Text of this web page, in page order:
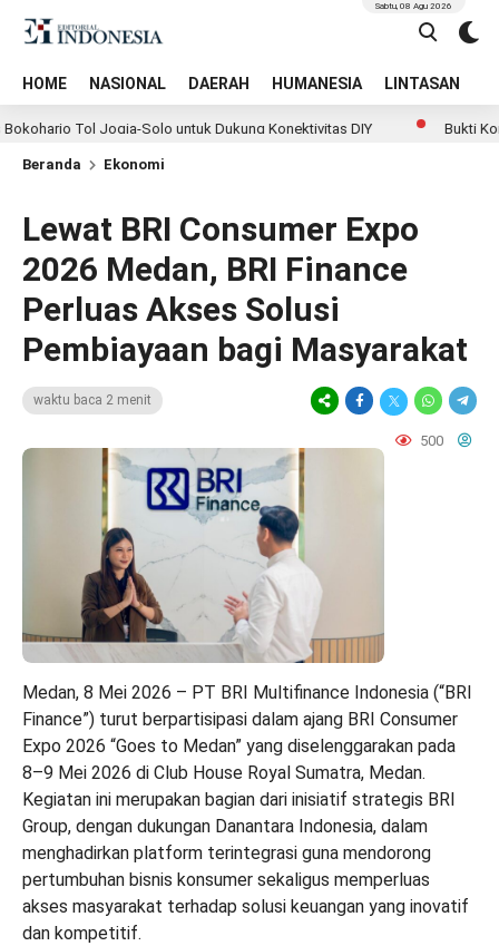
HOME NASIONAL DAERAH HUMANESIA LINTASAN
Sabtu, 08 Agu 2026
Tol Jogja-Solo untuk Dukung Konektivitas DIY Bukti
Beranda Ekonomi
Lewat BRI Consumer Expo
2026 Medan, BRI Finance
Perluas Akses Solusi
Pembiayaan bagi Masyarakat
waktu baca 2 menit
500
Medan, 8 Mei 2026 – PT BRI Multifinance Indonesia (“BRI
Finance”) turut berpartisipasi dalam ajang BRI Consumer
Expo 2026 “Goes to Medan” yang diselenggarakan pada
8–9 Mei 2026 di Club House Royal Sumatra, Medan.
Kegiatan ini merupakan bagian dari inisiatif strategis BRI
Group, dengan dukungan Danantara Indonesia, dalam
menghadirkan platform terintegrasi guna mendorong
pertumbuhan bisnis konsumer sekaligus memperluas
akses masyarakat terhadap solusi keuangan yang inovatif
dan kompetitif.